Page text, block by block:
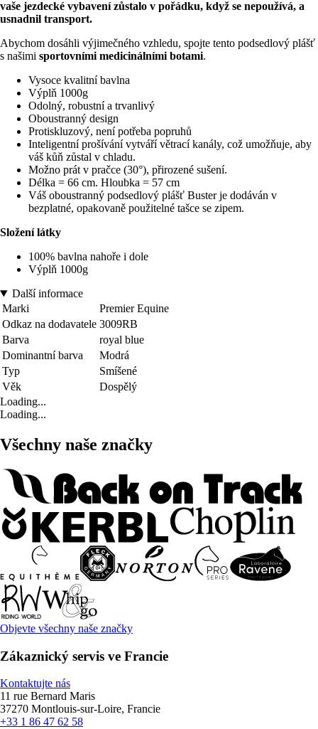
vaše jezdecké vybavení zůstalo v pořádku, když se nepoužívá, a
usnadnil transport.
Abychom dosáhli výjimečného vzhledu, spojte tento podsedlový plášť
s našimi sportovními medicinálními botami.
Vysoce kvalitní bavlna
Výplň 1000g
Odolný, robustní a trvanlivý
Oboustranný design
Protiskluzový, není potřeba popruhů
Inteligentní prošívání vytváří větrací kanály, což umožňuje, aby
váš kůň zůstal v chladu.
Možno prát v pračce (30°), přirozené sušení.
Délka = 66 cm. Hloubka = 57 cm
Váš oboustranný podsedlový plášť Buster je dodáván v
bezplatné, opakovaně použitelné tašce se zipem.
Složení látky
100% bavlna nahoře i dole
Výplň 1000g
Další informace
Marki
Premier Equine
Odkaz na dodavatele 3009RB
Barva
royal blue
Dominantní barva
Modrá
Typ
Smíšené
Věk
Dospělý
Loading...
Loading...
Všechny naše značky
Objevte všechny naše značky
Zákaznický servis ve Francie
Kontaktujte nás
11 rue Bernard Maris
37270 Montlouis-sur-Loire, Francie
+33 1 86 47 62 58